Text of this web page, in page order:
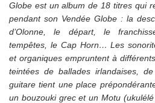
Globe est un album de 18 titres qui
pendant son Vendée Globe : la
d’Olonne, le départ, le
tempêtes, le Cap Horn… Les
et organiques empruntent à
teintées de ballades irlandaises,
guitare tient une place
un bouzouki grec et un Motu (ukulélé